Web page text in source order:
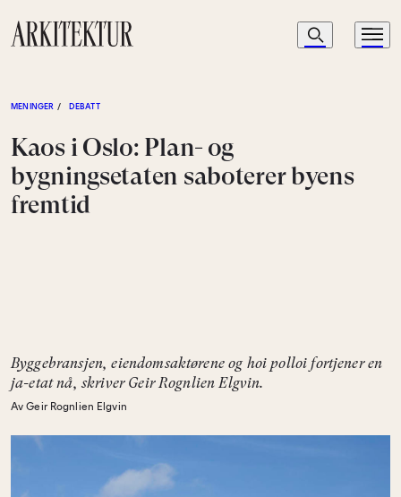
Navigasjon
Søk Meny
MENINGER / DEBATT
Kaos i Oslo: Plan- og
bygningsetaten saboterer byens
fremtid
Byggebransjen, eiendomsaktørene og hoi polloi fortjener en
ja-etat nå, skriver Geir Rognlien Elgvin.
Av Geir Rognlien Elgvin